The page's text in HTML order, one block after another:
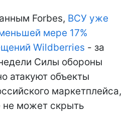
Forbes, ВСУ уже
мере 17%
Wildberries - за
Силы обороны
атакуют объекты
маркетплейса,
может скрыть